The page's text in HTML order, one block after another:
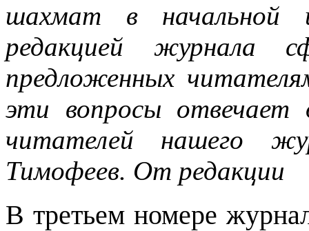
шахмат в начальной
редакцией журнала
предложенных
эти вопросы отвечает
читателей нашего
Тимофеев. От редакции
В третьем номере